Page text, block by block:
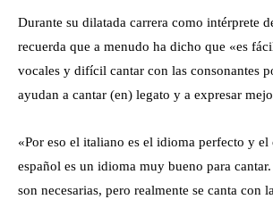
Durante su dilatada carrera como intérprete
recuerda que a menudo ha dicho que «es
vocales y difícil cantar con las consonantes
ayudan a cantar (en) legato y a expresar
«Por eso el italiano es el idioma perfecto y el
español es un idioma muy bueno para
son necesarias, pero realmente se canta con